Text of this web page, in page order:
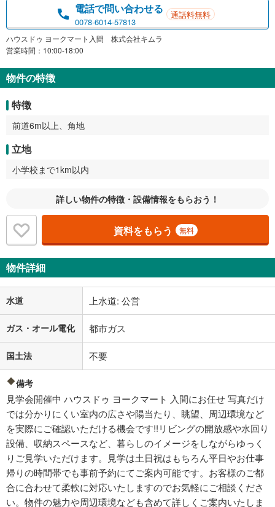
電話で問い合わせる
0078-6014-57813
通話料無料
ハウスドゥ ヨークマート入間 株式会社キムラ
営業時間：10:00-18:00
物件の特徴
特徴
前道6m以上、角地
立地
小学校まで1km以内
詳しい物件の特徴・設備情報をもらおう！
資料をもらう 無料
物件詳細
水道 上水道: 公営
ガス・オール電化 都市ガス
国土法 不要
備考
見学会開催中 ハウスドゥ ヨークマート 入間にお任せ 写真だけ
では分かりにくい室内の広さや陽当たり、眺望、周辺環境など
を実際にご確認いただける機会です!!リビングの開放感や水回り
設備、収納スペースなど、暮らしのイメージをしながらゆっく
りご見学いただけます。見学は土日祝はもちろん平日やお仕事
帰りの時間帯でも事前予約にてご案内可能です。お客様のご都
合に合わせて柔軟に対応いたしますのでお気軽にご相談くださ
い。物件の魅力や周辺環境なども含めて詳しくご案内いたしま